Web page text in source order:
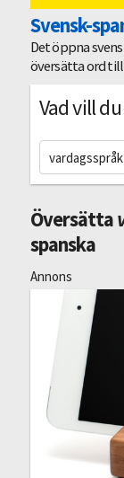
Svensk-
Det öppna
översätta ord till
Vad vill
Översätta
spanska
Annons